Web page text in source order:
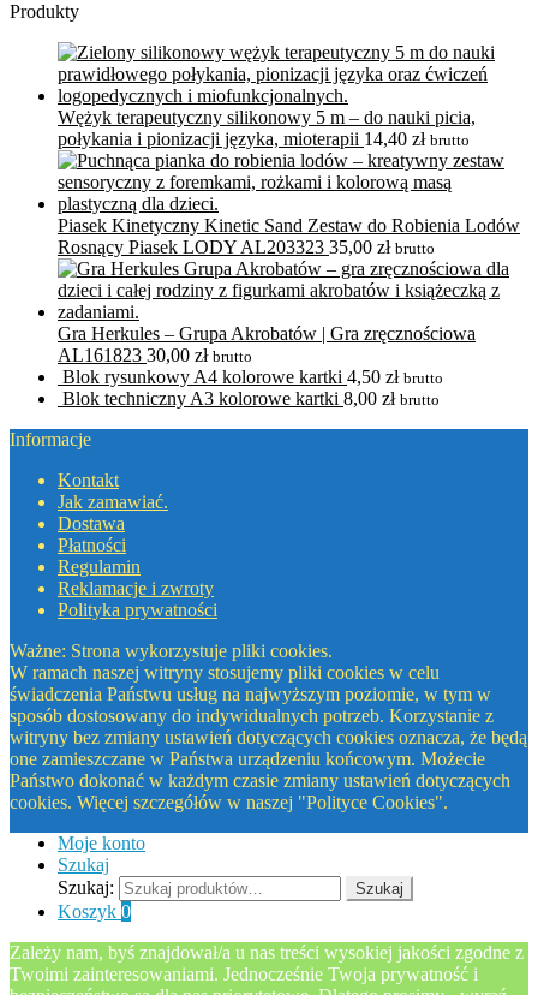
Produkty
Wężyk terapeutyczny silikonowy 5 m – do nauki picia,
połykania i pionizacji języka, mioterapii 14,40 zł brutto
Piasek Kinetyczny Kinetic Sand Zestaw do Robienia Lodów
Rosnący Piasek LODY AL203323 35,00 zł brutto
Gra Herkules – Grupa Akrobatów | Gra zręcznościowa
AL161823 30,00 zł brutto
Blok rysunkowy A4 kolorowe kartki 4,50 zł brutto
Blok techniczny A3 kolorowe kartki 8,00 zł brutto
Informacje
Kontakt
Jak zamawiać.
Dostawa
Płatności
Regulamin
Reklamacje i zwroty
Polityka prywatności
Ważne: Strona wykorzystuje pliki cookies.
W ramach naszej witryny stosujemy pliki cookies w celu
świadczenia Państwu usług na najwyższym poziomie, w tym w
sposób dostosowany do indywidualnych potrzeb. Korzystanie z
witryny bez zmiany ustawień dotyczących cookies oznacza, że będą
one zamieszczane w Państwa urządzeniu końcowym. Możecie
Państwo dokonać w każdym czasie zmiany ustawień dotyczących
cookies. Więcej szczegółów w naszej "Polityce Cookies".
Moje konto
Szukaj
Szukaj:
Szukaj
Koszyk 0
Zależy nam, byś znajdował/a u nas treści wysokiej jakości zgodne z
Twoimi zainteresowaniami. Jednocześnie Twoja prywatność i